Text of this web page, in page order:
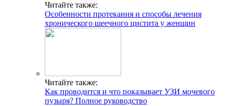
Читайте также:
Особенности протекания и способы лечения
хронического шеечного цистита у женщин
Читайте также:
Как проводится и что показывает УЗИ мочевого
пузыря? Полное руководство